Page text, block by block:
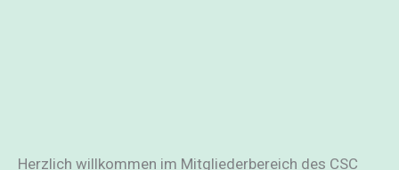
Herzlich willkommen im Mitgliederbereich des CSC